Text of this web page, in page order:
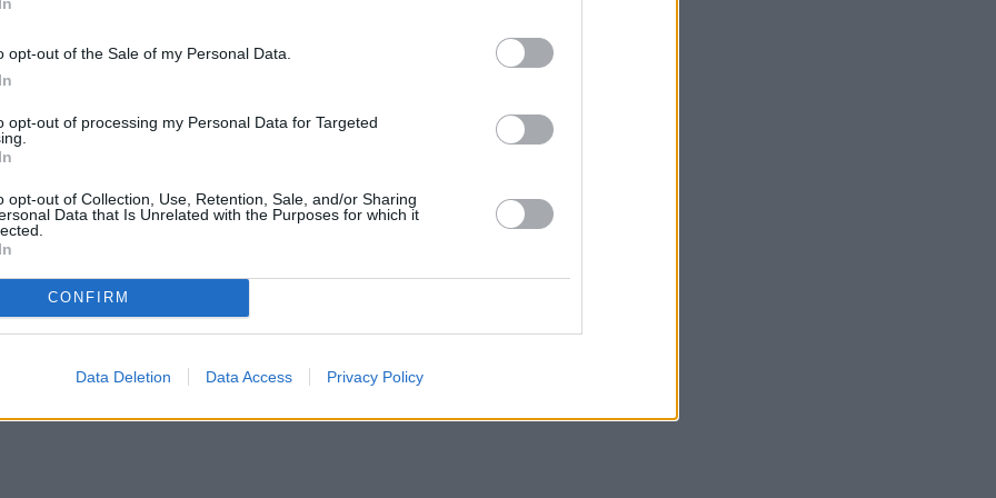
opt-out of the Sale of my Personal Data.
opt-out of processing my Personal Data for Targeted
opt-out of Collection, Use, Retention, Sale, and/or Sharing
Data that Is Unrelated with the Purposes for which it
CONFIRM
Data Deletion Data Access Privacy Policy
δημόσιας και πολιτιστικής διπλωματίας,